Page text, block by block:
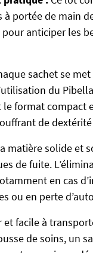
à portée de main
anticiper les
sachet se
du
format compact
de
matière solide et
de fuite.
en cas
ou en perte
et facile à
de soins, un